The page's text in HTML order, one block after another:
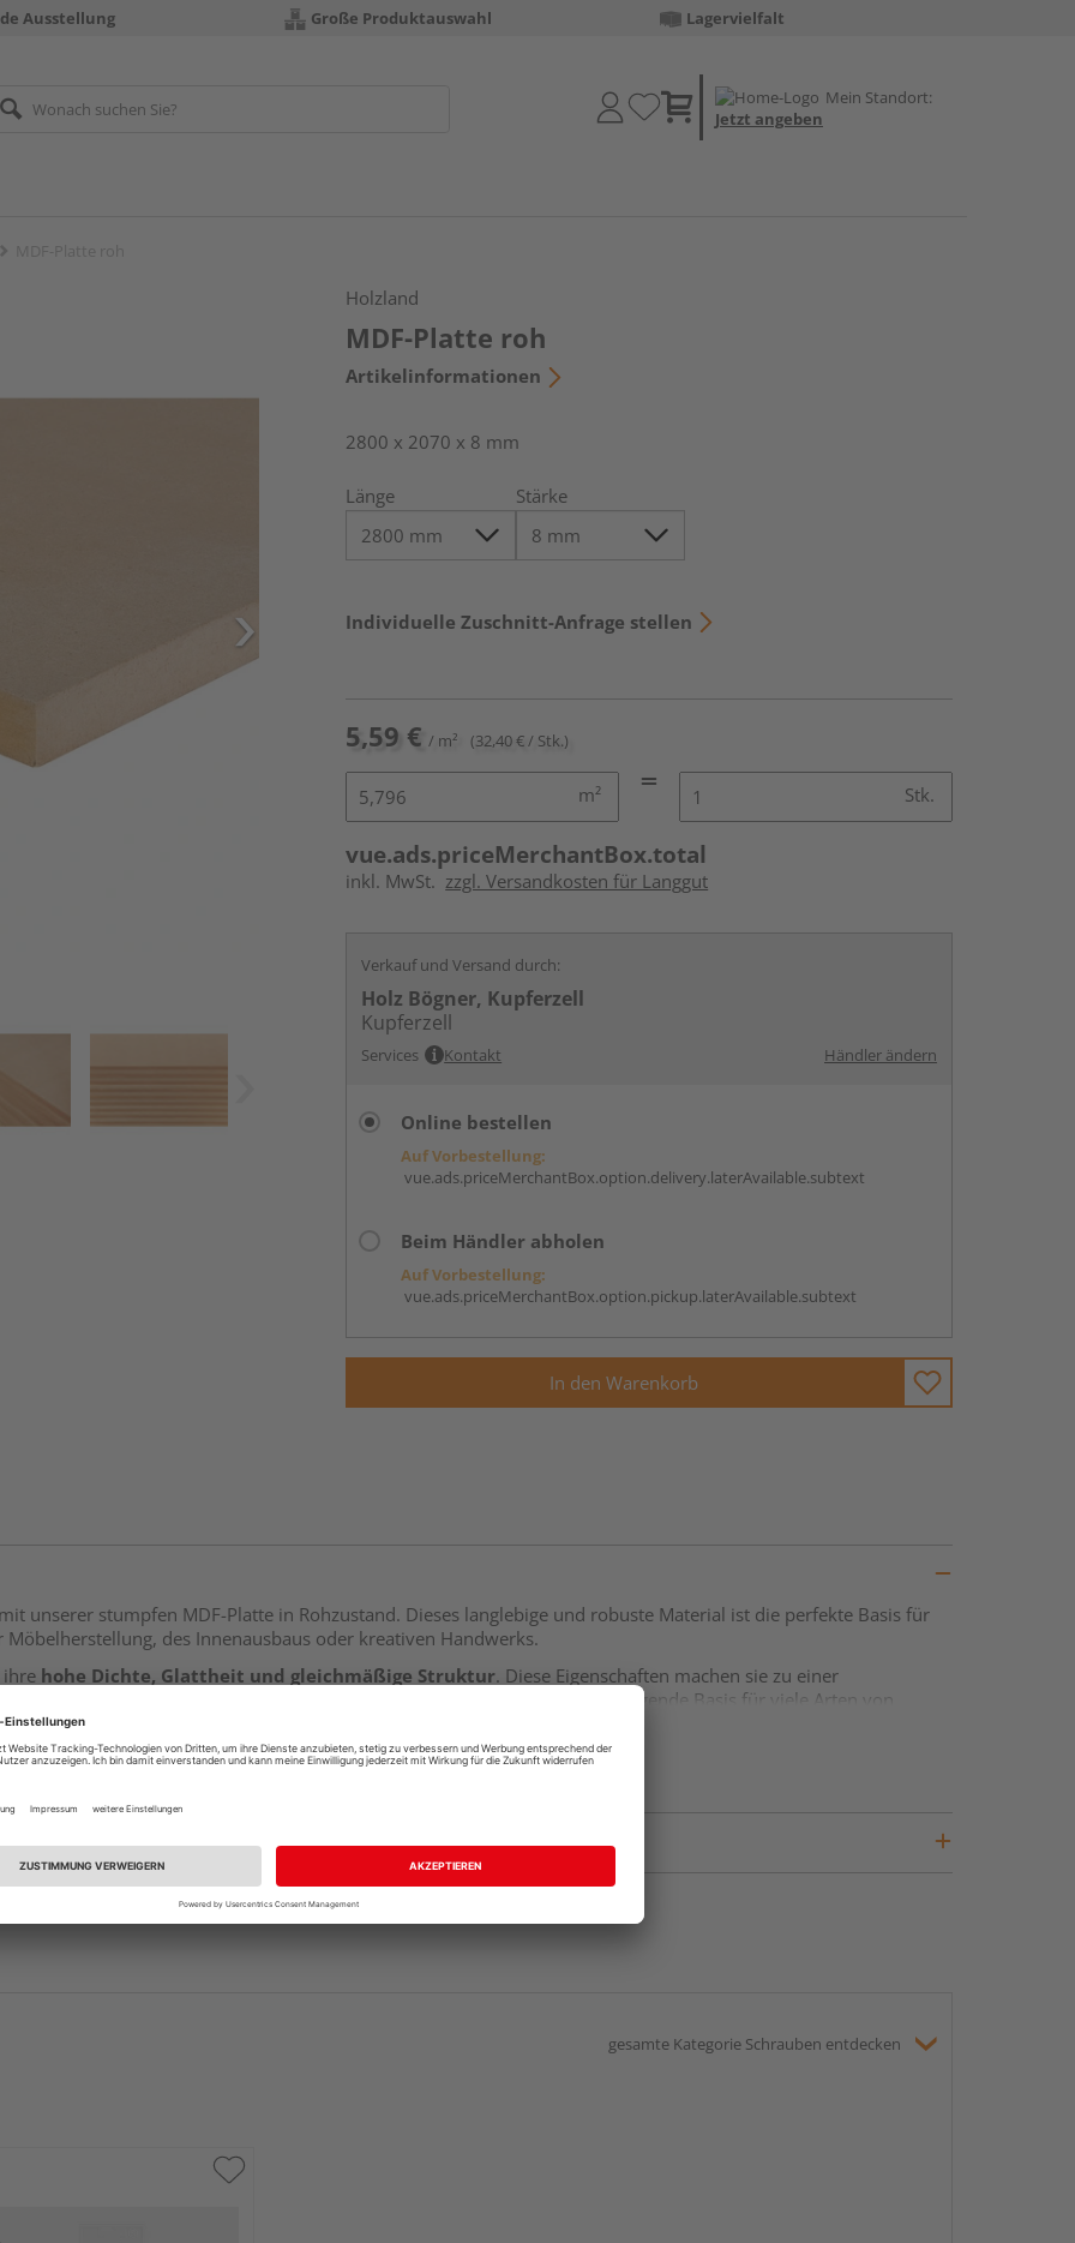
Ausstellung Große Produktauswahl Lagervielfalt
Mein Standort:
Jetzt angeben
Holzland
MDF-Platte roh
Artikelinformationen
2800 x 2070 x 8 mm
Länge Stärke
Individuelle Zuschnitt-Anfrage stellen
5,59 € / m² (32,40 € / Stk.)
m² Stk.
vue.ads.priceMerchantBox.total
inkl. MwSt. zzgl. Versandkosten für Langgut
Verkauf und Versand durch:
Holz Bögner, Kupferzell
Kupferzell
Services Kontakt Händler ändern
Online bestellen
Auf Vorbestellung:
vue.ads.priceMerchantBox.option.delivery.laterAvailable.subtext
Beim Händler abholen
Auf Vorbestellung:
vue.ads.priceMerchantBox.option.pickup.laterAvailable.subtext
In den Warenkorb
unserer stumpfen MDF-Platte in Rohzustand. Dieses langlebige und robuste Material ist die perfekte Basis für
des Innenausbaus oder kreativen Handwerks.
ihre hohe Dichte, Glattheit und gleichmäßige Struktur. Diese Eigenschaften machen sie zu einer
gleichmäßige Qualität in ihren Projekten suchen. Sie bietet eine hervorragende Basis für viele Arten von
Beizen oder Furnieren.
stumpfe Verbindung. Dies bedeutet, dass sie ohne Nut und Feder geliefert wird, wodurch Sie die volle Flexibilität
Projekterfordernisse haben. Obwohl dies möglicherweise eine zusätzliche Verarbeitung erfordert, ermöglicht
und Flexibilität, Ihr Projekt nach Ihren Wünschen und Bedürfnissen zu gestalten. Sie lässt sich leicht
auszufransen, was sie besonders benutzerfreundlich macht.
Stabilität und Haltbarkeit
wie z.B. Schranktüren, Regalböden oder sogar Tischplatten.
stumpfen MDF-Platte in Rohzustand in Ihrem nächsten Projekt. Mit diesem Material können Sie sowohl
gesamte Kategorie Schrauben entdecken